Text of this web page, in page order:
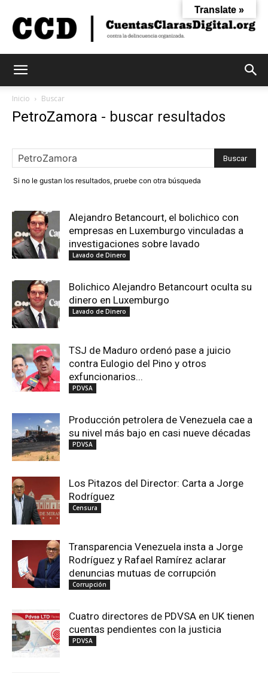
Inicio Buscar
PetroZamora - buscar resultados
Si no le gustan los resultados, pruebe con otra búsqueda
Alejandro Betancourt, el bolichico con
empresas en Luxemburgo vinculadas a
investigaciones sobre lavado
Lavado de Dinero
Bolichico Alejandro Betancourt oculta su
dinero en Luxemburgo
Lavado de Dinero
TSJ de Maduro ordenó pase a juicio
contra Eulogio del Pino y otros
exfuncionarios...
PDVSA
Producción petrolera de Venezuela cae a
su nivel más bajo en casi nueve décadas
PDVSA
Los Pitazos del Director: Carta a Jorge
Rodríguez
Censura
Transparencia Venezuela insta a Jorge
Rodríguez y Rafael Ramírez aclarar
denuncias mutuas de corrupción
Corrupción
Cuatro directores de PDVSA en UK tienen
cuentas pendientes con la justicia
PDVSA
Translate »